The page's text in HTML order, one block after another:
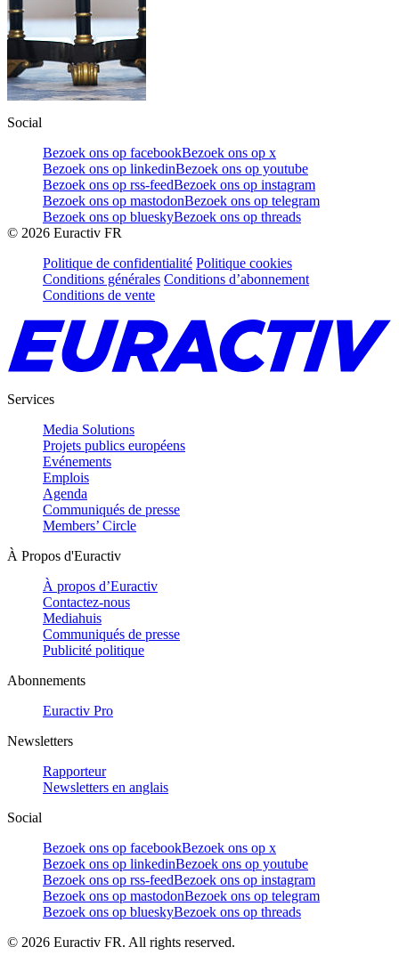
Social
Bezoek ons op facebookBezoek ons op x
Bezoek ons op linkedinBezoek ons op youtube
Bezoek ons op rss-feedBezoek ons op instagram
Bezoek ons op mastodonBezoek ons op telegram
Bezoek ons op blueskyBezoek ons op threads
© 2026 Euractiv FR
Politique de confidentialité Politique cookies
Conditions générales Conditions d’abonnement
Conditions de vente
Services
Media Solutions
Projets publics européens
Evénements
Emplois
Agenda
Communiqués de presse
Members’ Circle
À Propos d'Euractiv
À propos d’Euractiv
Contactez-nous
Mediahuis
Communiqués de presse
Publicité politique
Abonnements
Euractiv Pro
Newsletters
Rapporteur
Newsletters en anglais
Social
Bezoek ons op facebookBezoek ons op x
Bezoek ons op linkedinBezoek ons op youtube
Bezoek ons op rss-feedBezoek ons op instagram
Bezoek ons op mastodonBezoek ons op telegram
Bezoek ons op blueskyBezoek ons op threads
© 2026 Euractiv FR. All rights reserved.